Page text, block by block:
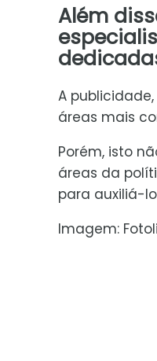
Além
A
áreas mais
Porém, isto
áreas da
para auxiliá-
Imagem: